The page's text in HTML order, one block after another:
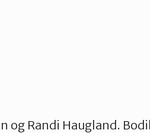
og Randi Haugland. Bodil